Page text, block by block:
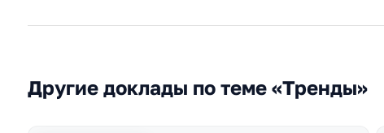
Другие доклады по теме «Тренды»